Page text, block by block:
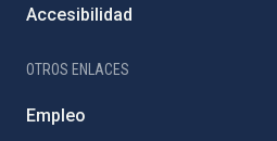
Accesibilidad
OTROS ENLACES
Empleo